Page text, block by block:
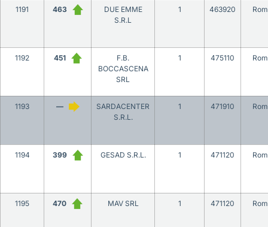
1191 463
DUE EMME
S.R.L
1 463920
1192 451
F.B.
BOCCASCENA
SRL
1 475110
1193 —
SARDACENTER
S.R.L.
1 471910
1194 399 GESAD S.R.L. 1 471120
1195 470 MAV SRL 1 471120